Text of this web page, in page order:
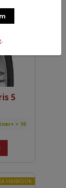
KVALITY
5
> 10
HANKOOK
.